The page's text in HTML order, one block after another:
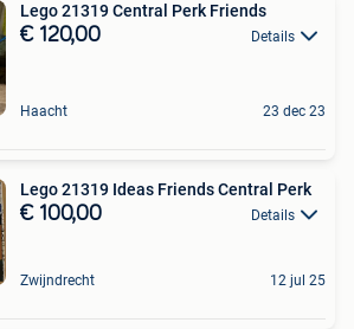
Lego 21319 Central Perk Friends
€ 120,00 Details
Haacht 23 dec 23
Lego 21319 Ideas Friends Central Perk
€ 100,00 Details
Zwijndrecht 12 jul 25